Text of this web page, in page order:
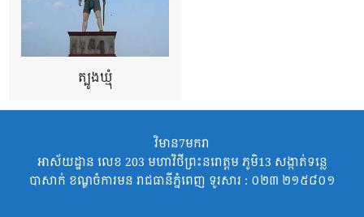
ត្បូងឃ្មុំ
វិមាន7មករា
អាស័យដ្ឋាន លេខ 203 មហាវិថីព្រះនរោត្តម ភូមិ13 សង្កាត់ទន្លេ
បាសាក់ ខណ្ឌចំការមន រាជធានីភ្នំពេញ ទូរសារ : ០២៣ ២១៥៨០១